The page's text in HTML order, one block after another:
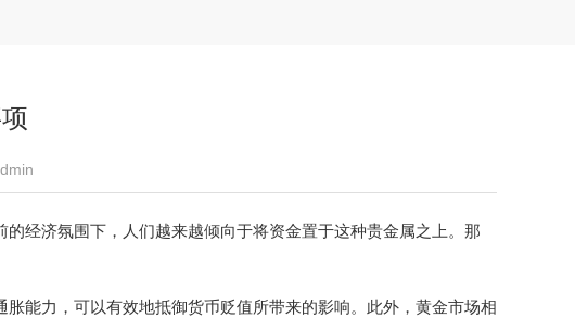
经济氛围下，人们越来越倾向于将资金置于这种贵金属之上。那
能力，可以有效地抵御货币贬值所带来的影响。此外，黄金市场相